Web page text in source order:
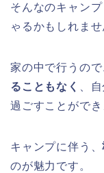
そんなのキャン
ゃるかもしれま
家の中で行うの
ることもなく
、
過ごすことができ
キャンプに伴う、
のが魅力です。